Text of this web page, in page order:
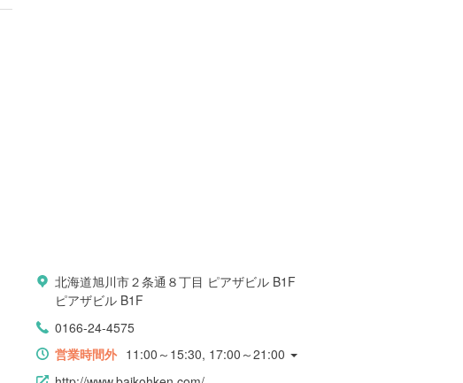
北海道旭川市２条通８丁目 ピアザビル B1F
ピアザビル B1F
0166-24-4575
営業時間外 11:00～15:30, 17:00～21:00